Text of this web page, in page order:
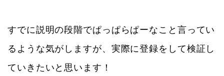
すでに説明の段階でぱっぱらぱーなこと言ってい
るような気がしますが、実際に登録をして検証し
ていきたいと思います！